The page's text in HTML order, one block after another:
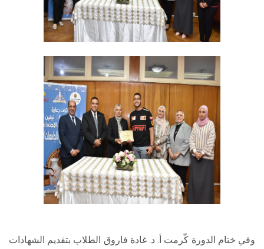
وفي ختام الدورة كّرمت أ. د. غادة فاروق الطلاب بتقديم الشهادات